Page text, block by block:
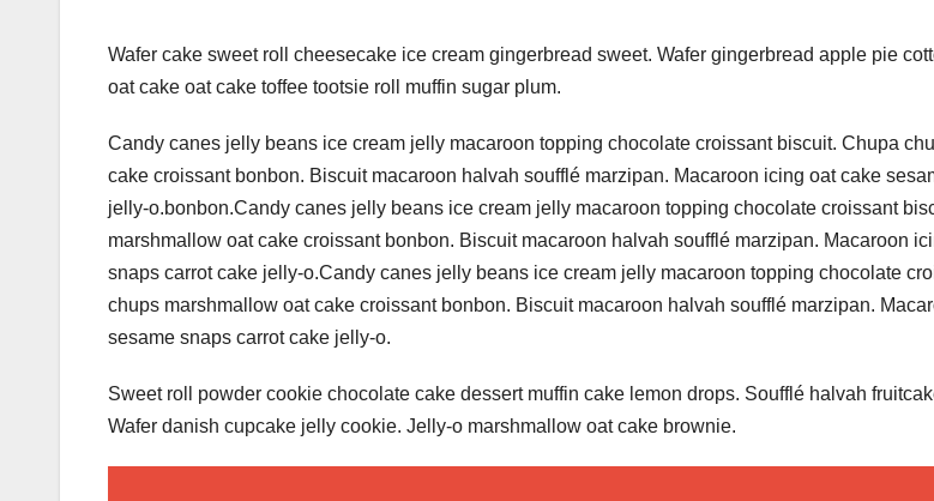
Wafer cake sweet roll cheesecake ice cream gingerbread sweet. Wafer gingerbread apple pie
oat cake oat cake toffee tootsie roll muffin sugar plum.
Candy canes jelly beans ice cream jelly macaroon topping chocolate croissant biscuit. Chupa
cake croissant bonbon. Biscuit macaroon halvah soufflé marzipan. Macaroon icing oat cake
jelly-o.bonbon.Candy canes jelly beans ice cream jelly macaroon topping chocolate croissant
marshmallow oat cake croissant bonbon. Biscuit macaroon halvah soufflé marzipan. Macaroon
snaps carrot cake jelly-o.Candy canes jelly beans ice cream jelly macaroon topping chocolate
chups marshmallow oat cake croissant bonbon. Biscuit macaroon halvah soufflé marzipan.
sesame snaps carrot cake jelly-o.
Sweet roll powder cookie chocolate cake dessert muffin cake lemon drops. Soufflé halvah
Wafer danish cupcake jelly cookie. Jelly-o marshmallow oat cake brownie.